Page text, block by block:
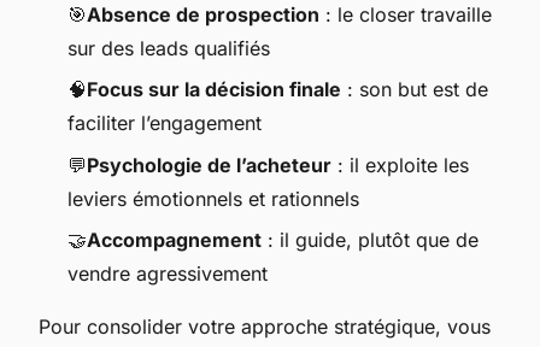
🎯Absence de prospection : le closer travaille
sur des leads qualifiés
🧠Focus sur la décision finale : son but est de
faciliter l’engagement
💬Psychologie de l’acheteur : il exploite les
leviers émotionnels et rationnels
🤝Accompagnement : il guide, plutôt que de
vendre agressivement
Pour consolider votre approche stratégique, vous